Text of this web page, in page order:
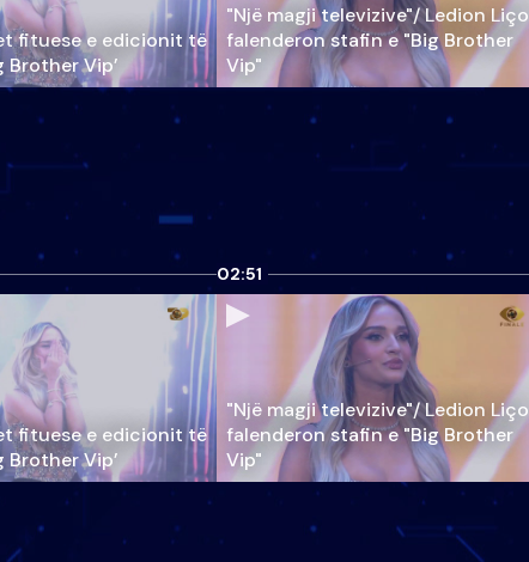
fituese e edicionit të
Brother Vip’
"Një magji televizive"/ Ledion Liço
falenderon stafin e "Big Brother
Vip"
fituese e edicionit të
Brother Vip’
02:51
"Një magji televizive"/ Ledion Liço
falenderon stafin e "Big Brother
Vip"